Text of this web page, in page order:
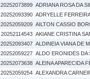
20252073899 ADRIANA ROSA DA
20252093390 ADRYELLE
20252059209 AILTON CASSIO
20252114543 AKIANE CRISTINA
20252093407 ALDINEIA VIANA DE
20252059227 ALDO ERONIDES DA
20252073638 ALEINA APARECIDA
20252059254 ALEXANDRA